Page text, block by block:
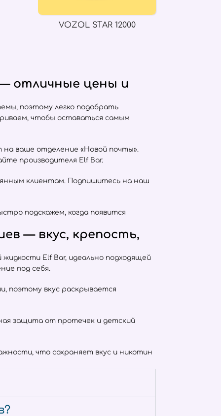
VOZOL STAR 12000
отличные цены и
поэтому легко подобрать
чтобы оставаться самым
на ваше отделение «Новой почты».
производителя Elf Bar.
клиентам. Подпишитесь на наш
подскажем, когда появится
— вкус, крепость,
Elf Bar, идеально подходящей
под себя.
поэтому вкус раскрывается
защита от протечек и детский
что сохраняет вкус и никотин